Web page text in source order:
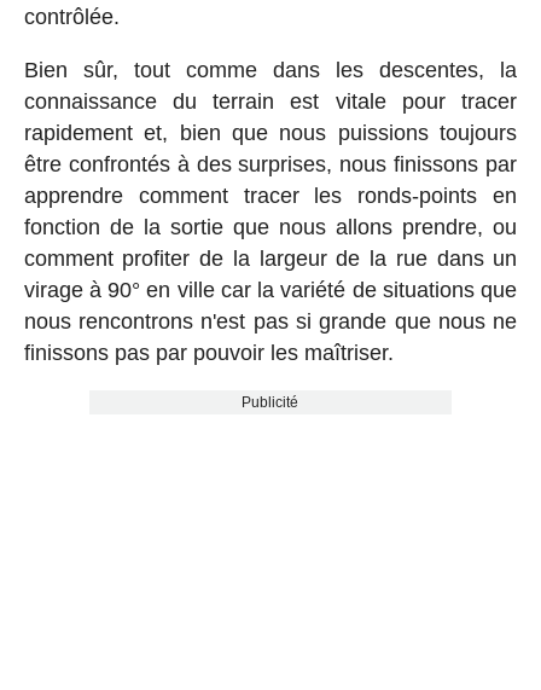
contrôlée.
Bien sûr, tout comme dans les descentes, la
connaissance du terrain est vitale pour tracer
rapidement et, bien que nous puissions toujours
être confrontés à des surprises, nous finissons par
apprendre comment tracer les ronds-points en
fonction de la sortie que nous allons prendre, ou
comment profiter de la largeur de la rue dans un
virage à 90° en ville car la variété de situations que
nous rencontrons n'est pas si grande que nous ne
finissons pas par pouvoir les maîtriser.
Publicité